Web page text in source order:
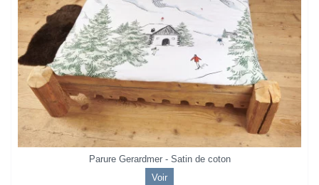
Parure Gerardmer - Satin de coton
Voir